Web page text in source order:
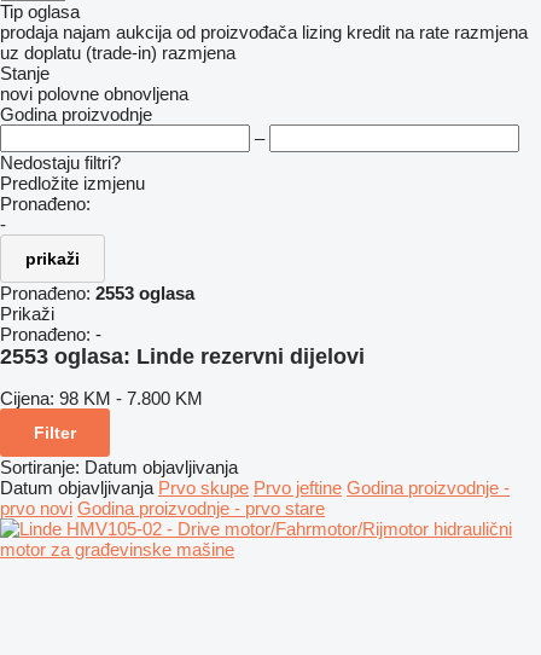
Tip oglasa
prodaja najam aukcija od proizvođača lizing kredit na rate razmjena
uz doplatu (trade-in) razmjena
Stanje
novi polovne obnovljena
Godina proizvodnje
–
Nedostaju filtri?
Predložite izmjenu
Pronađeno:
-
prikaži
Pronađeno: 2553 oglasa
Prikaži
Pronađeno: -
2553 oglasa: Linde rezervni dijelovi
Cijena: 98 KM - 7.800 KM
Filter
Sortiranje: Datum objavljivanja
Datum objavljivanja Prvo skupe Prvo jeftine Godina proizvodnje -
prvo novi Godina proizvodnje - prvo stare